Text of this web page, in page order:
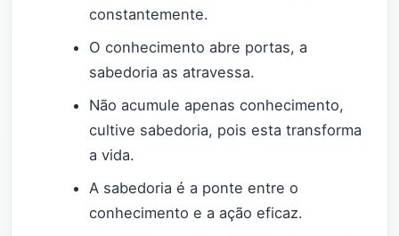
constantemente.
O conhecimento abre portas, a
sabedoria as atravessa.
Não acumule apenas conhecimento,
cultive sabedoria, pois esta transforma
a vida.
A sabedoria é a ponte entre o
conhecimento e a ação eficaz.